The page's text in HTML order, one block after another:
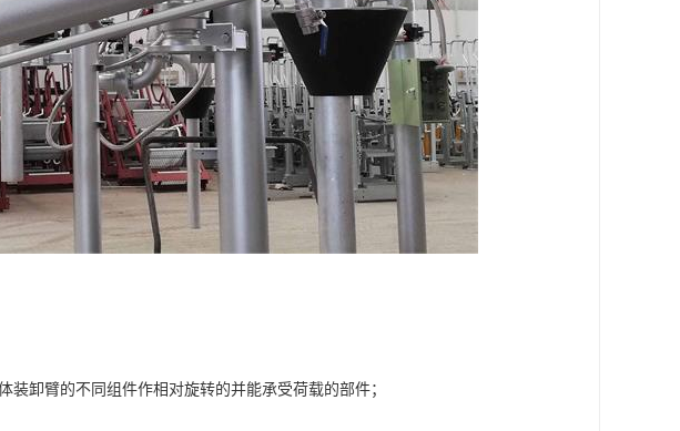
卸臂的不同组件作相对旋转的并能承受荷载的部件；